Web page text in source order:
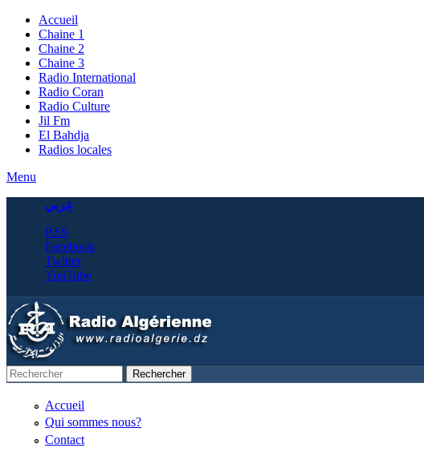
Accueil
Chaine 1
Chaine 2
Chaine 3
Radio International
Radio Coran
Radio Culture
Jil Fm
El Bahdja
Radios locales
Menu
عربي
RSS
Facebook
Twitter
YouTube
Rechercher
Accueil
Qui sommes nous?
Contact